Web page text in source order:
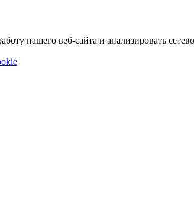
нашего веб-сайта и анализировать